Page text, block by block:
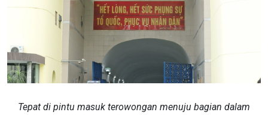
Tepat di pintu masuk terowongan menuju bagian dalam